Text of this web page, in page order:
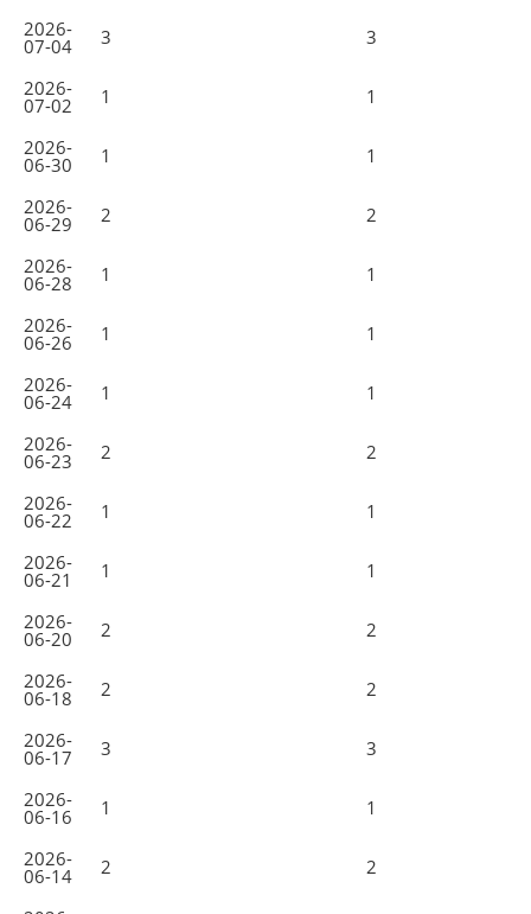
2026-
07-04 3 3
2026-
07-02 1 1
2026-
06-30 1 1
2026-
06-29 2 2
2026-
06-28 1 1
2026-
06-26 1 1
2026-
06-24 1 1
2026-
06-23 2 2
2026-
06-22 1 1
2026-
06-21 1 1
2026-
06-20 2 2
2026-
06-18 2 2
2026-
06-17 3 3
2026-
06-16 1 1
2026-
06-14 2 2